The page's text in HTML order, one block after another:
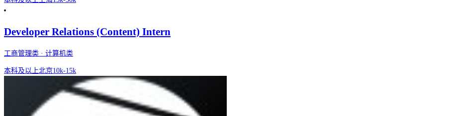
Developer Relations (Content) Intern
工商管理类 · 计算机类
本科及以上北京10k-15k